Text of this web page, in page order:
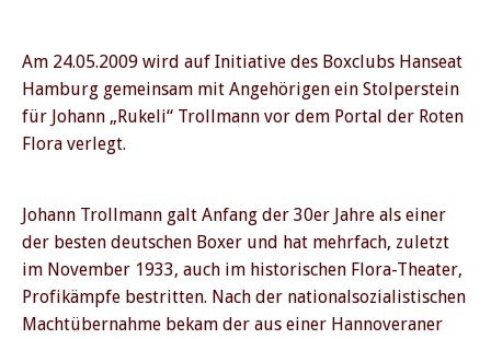
Am 24.05.2009 wird auf Initiative des Boxclubs Hanseat
Hamburg gemeinsam mit Angehörigen ein Stolperstein
für Johann „Rukeli“ Trollmann vor dem Portal der Roten
Flora verlegt.
Johann Trollmann galt Anfang der 30er Jahre als einer
der besten deutschen Boxer und hat mehrfach, zuletzt
im November 1933, auch im historischen Flora-Theater,
Profikämpfe bestritten. Nach der nationalsozialistischen
Machtübernahme bekam der aus einer Hannoveraner